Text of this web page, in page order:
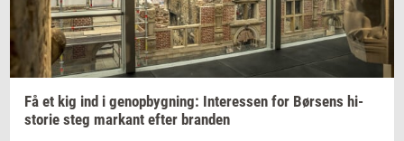
Få et kig ind i genop­byg­ning: In­ter­es­sen for Bør­sens hi­
sto­rie steg mar­kant efter bran­den